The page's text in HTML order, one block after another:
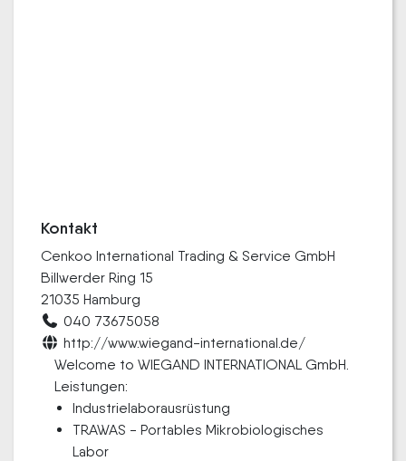
Kontakt
Cenkoo International Trading & Service GmbH
Billwerder Ring 15
21035 Hamburg
040 73675058
http://www.wiegand-international.de/
Welcome to WIEGAND INTERNATIONAL GmbH.
Leistungen:
Industrielaborausrüstung
TRAWAS - Portables Mikrobiologisches
Labor